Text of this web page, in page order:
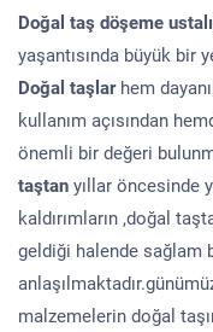
Doğal taş döşeme
yaşantısında büyük bir
Doğal taşlar hem
kullanım açısından
önemli bir değeri
taştan yıllar öncesinde
kaldırımların ,doğal
geldiği halende sağlam
malzemelerin doğal